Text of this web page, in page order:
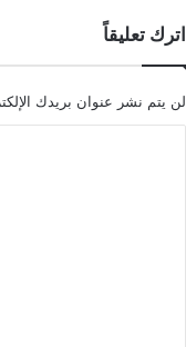
اترك تعليقاً
لن يتم نشر عنوان بريدك